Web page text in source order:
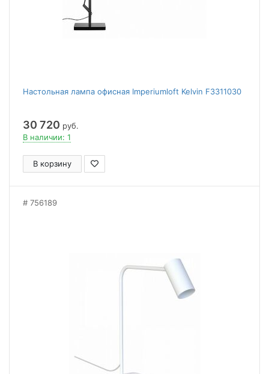
Настольная лампа офисная Imperiumloft Kelvin F3311030
30 720 руб.
В наличии: 1
В корзину
756189